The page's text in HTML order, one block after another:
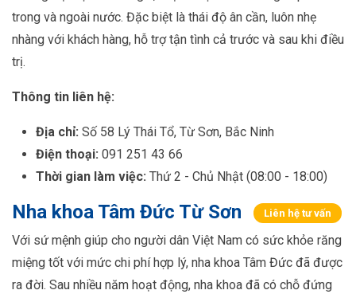
trong và ngoài nước. Đặc biệt là thái độ ân cần, luôn nhẹ
nhàng với khách hàng, hỗ trợ tận tình cả trước và sau khi điều
trị.
Thông tin liên hệ:
Địa chỉ: Số 58 Lý Thái Tổ, Từ Sơn, Bắc Ninh
Điện thoại: 091 251 43 66
Thời gian làm việc: Thứ 2 - Chủ Nhật (08:00 - 18:00)
Nha khoa Tâm Đức Từ Sơn Liên hệ tư vấn
Với sứ mệnh giúp cho người dân Việt Nam có sức khỏe răng
miệng tốt với mức chi phí hợp lý, nha khoa Tâm Đức đã được
ra đời. Sau nhiều năm hoạt động, nha khoa đã có chỗ đứng